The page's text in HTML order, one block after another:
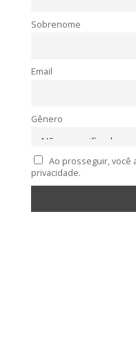
Sobrenome
Email
Gênero
Ao prosseguir, você
privacidade.